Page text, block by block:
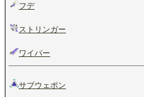
フデ
ストリンガー
ワイパー
サブウェポン